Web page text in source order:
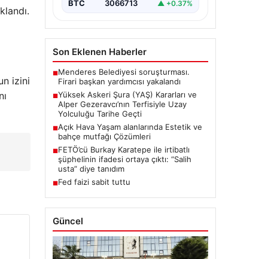
izini
BTC 3066713 ▲ +0.37%
Son Eklenen Haberler
■Menderes Belediyesi soruşturması.
Firari başkan yardımcısı yakalandı
■Yüksek Askeri Şura (YAŞ) Kararları ve
Alper Gezeravcı’nın Terfisiyle Uzay
Yolculuğu Tarihe Geçti
■Açık Hava Yaşam alanlarında Estetik ve
bahçe mutfağı Çözümleri
■FETÖ’cü Burkay Karatepe ile irtibatlı
şüphelinin ifadesi ortaya çıktı: “Salih
usta” diye tanıdım
■Fed faizi sabit tuttu
Güncel